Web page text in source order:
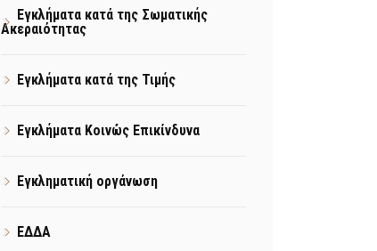
Εγκλήματα κατά της Σωματικής
Ακεραιότητας
Εγκλήματα κατά της Τιμής
Εγκλήματα Κοινώς Επικίνδυνα
Εγκληματική οργάνωση
ΕΔΔΑ